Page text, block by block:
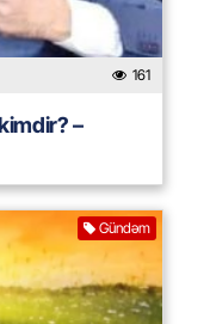
161
–
Gündəm